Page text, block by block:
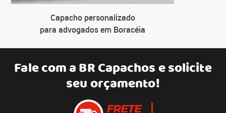
Capacho personalizado
para advogados em Boracéia
Fale com aBR Capachose solicite
seu orçamento!